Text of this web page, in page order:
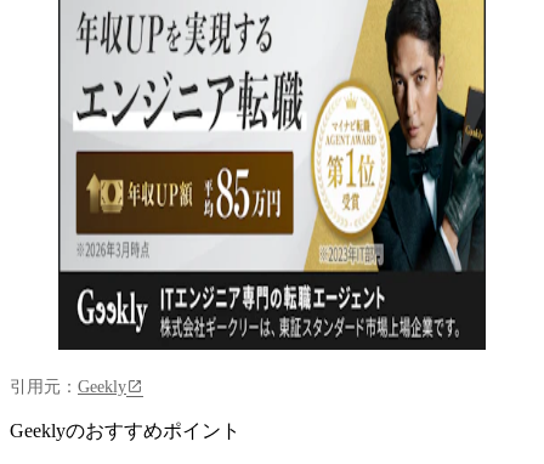
引用元： Geekly
Geeklyのおすすめポイント